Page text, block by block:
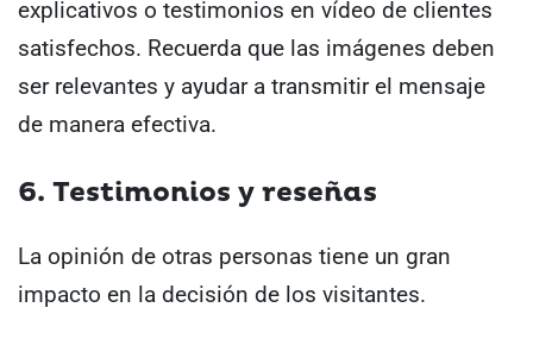
explicativos o testimonios en vídeo de clientes
satisfechos. Recuerda que las imágenes deben
ser relevantes y ayudar a transmitir el mensaje
de manera efectiva.
6. Testimonios y reseñas
La opinión de otras personas tiene un gran
impacto en la decisión de los visitantes.